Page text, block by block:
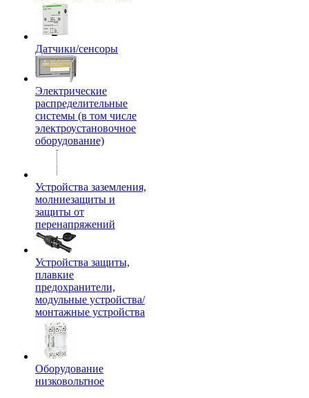
Датчики/сенсоры
Электрические
распределительные
системы (в том числе
электроустановочное
оборудование)
Устройства заземления,
молниезащиты и
защиты от
перенапряжений
Устройства защиты,
плавкие
предохранители,
модульные устройства/
монтажные устройства
Оборудование
низковольтное